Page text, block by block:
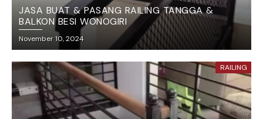
JASA BUAT & PASANG RAILING TANGGA &
BALKON BESI WONOGIRI
November 10, 2024
RAILING